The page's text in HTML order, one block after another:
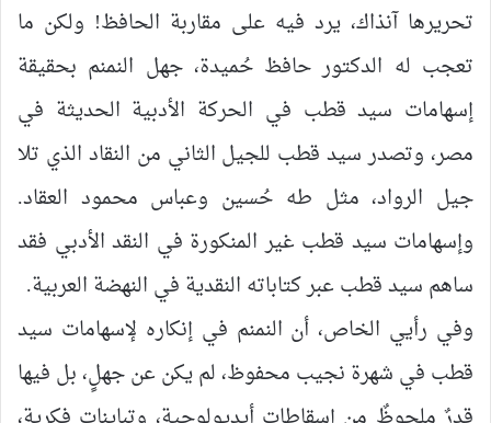
تحريرها آنذاك، يرد فيه على مقاربة الحافظ! ولكن ما
تعجب له الدكتور حافظ حُميدة، جهل النمنم بحقيقة
إسهامات سيد قطب في الحركة الأدبية الحديثة في
مصر، وتصدر سيد قطب للجيل الثاني من النقاد الذي تلا
جيل الرواد، مثل طه حُسين وعباس محمود العقاد.
وإسهامات سيد قطب غير المنكورة في النقد الأدبي فقد
ساهم سيد قطب عبر كتاباته النقدية في النهضة العربية.
وفي رأيي الخاص، أن النمنم في إنكاره لإسهامات سيد
قطب في شهرة نجيب محفوظ، لم يكن عن جهلٍ، بل فيها